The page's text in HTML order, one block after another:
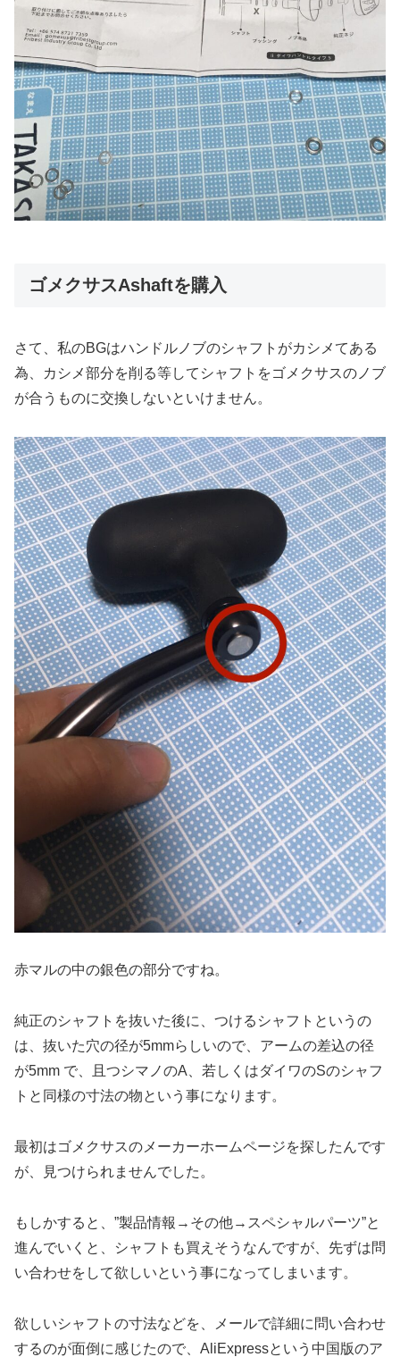
ゴメクサスAshaftを購入
さて、私のBGはハンドルノブのシャフトがカシメてある
為、カシメ部分を削る等してシャフトをゴメクサスのノブ
が合うものに交換しないといけません。
赤マルの中の銀色の部分ですね。
純正のシャフトを抜いた後に、つけるシャフトというの
は、抜いた穴の径が5mmらしいので、アームの差込の径
が5mm で、且つシマノのA、若しくはダイワのSのシャフ
トと同様の寸法の物という事になります。
最初はゴメクサスのメーカーホームページを探したんです
が、見つけられませんでした。
もしかすると、”製品情報→その他→スペシャルパーツ”と
進んでいくと、シャフトも買えそうなんですが、先ずは問
い合わせをして欲しいという事になってしまいます。
欲しいシャフトの寸法などを、メールで詳細に問い合わせ
するのが面倒に感じたので、AliExpressという中国版のア